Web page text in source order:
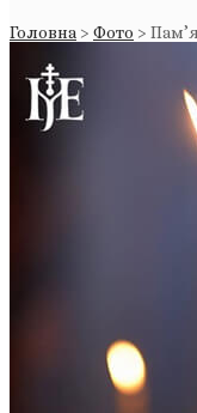
Головна > Фото >